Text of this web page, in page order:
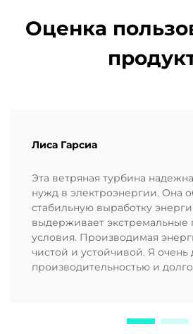
Оценка
Лиса Гарсиа
Эта ветряная турбина
нужд в электроэнергии. Она
стабильную выработку
выдерживает экстремальные
условия. Производимая
чистой и устойчивой. Я очень
производительностью и